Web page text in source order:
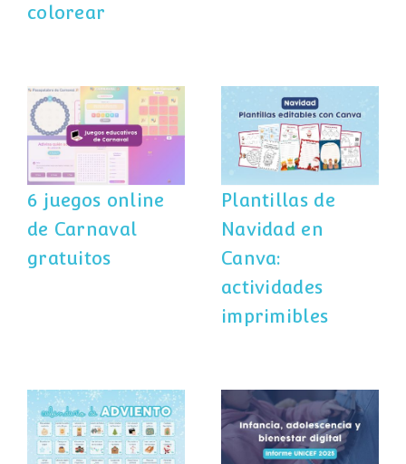
colorear
6 juegos online
de Carnaval
gratuitos
6 juegos online
de Carnaval
gratuitos
Navidad en
Canva:
actividades
imprimibles
Plantillas de
Navidad en
Canva:
actividades
imprimibles
Calendario de
Adviento en
Informe UNICEF
2025: Infancia,
adolescencia y